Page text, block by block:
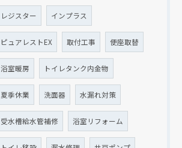
レジスター インプラス
ピュアレストEX 取付工事 便座取替
浴室暖房 トイレタンク内金物
夏季休業 洗面器 水漏れ対策
受水槽給水管補修 浴室リフォーム